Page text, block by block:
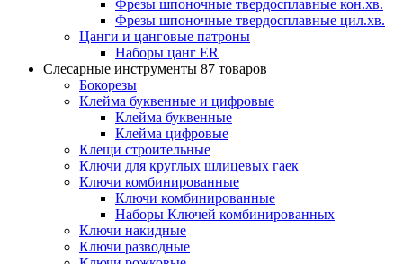
Фрезы шпоночные твердосплавные кон.хв.
Фрезы шпоночные твердосплавные цил.хв.
Цанги и цанговые патроны
Наборы цанг ER
Слесарные инструменты 87 товаров
Бокорезы
Клейма буквенные и цифровые
Клейма буквенные
Клейма цифровые
Клещи строительные
Ключи для круглых шлицевых гаек
Ключи комбинированные
Ключи комбинированные
Наборы Ключей комбинированных
Ключи накидные
Ключи разводные